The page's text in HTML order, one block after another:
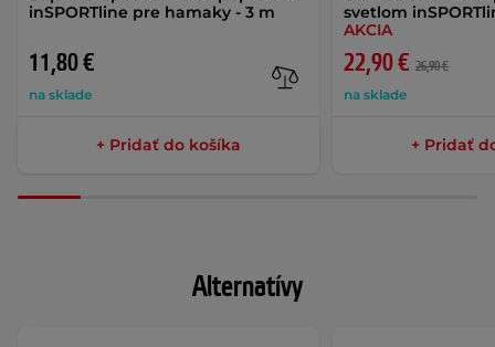
inSPORTline pre hamaky - 3 m
11,80 €
na sklade
+ Pridať do košíka
svetlom
AKCIA
22,90 € 26,90 €
na sklade
+ Pridať
Alternatívy